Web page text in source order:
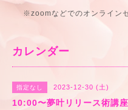
※zoomなどでのオンライン
カレンダー
指定なし 2023-12-30 (土)
10:00〜夢叶リリース術講